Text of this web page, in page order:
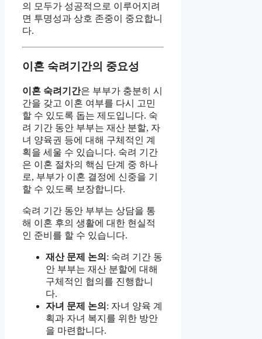
의 모두가 성공적으로 이루어지려
면 투명성과 상호 존중이 중요합니
다.
이혼 숙려기간의 중요성
이혼 숙려기간은 부부가 충분히 시
간을 갖고 이혼 여부를 다시 고민
할 수 있도록 돕는 제도입니다. 숙
려 기간 동안 부부는 재산 분할, 자
녀 양육권 등에 대해 구체적인 계
획을 세울 수 있습니다. 숙려 기간
은 이혼 절차의 핵심 단계 중 하나
로, 부부가 이혼 결정에 신중을 기
할 수 있도록 보장합니다.
숙려 기간 동안 부부는 상담을 통
해 이혼 후의 생활에 대한 현실적
인 준비를 할 수 있습니다.
재산 문제 논의 : 숙려 기간 동
안 부부는 재산 분할에 대해
구체적인 협의를 진행합니
다.
자녀 문제 논의 : 자녀 양육 계
획과 자녀 복지를 위한 방안
을 마련합니다.